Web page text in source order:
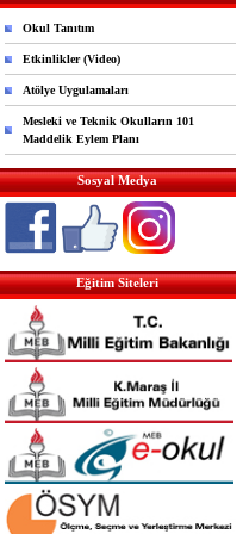
Okul Tanıtım
Etkinlikler (Video)
Atölye Uygulamaları
Mesleki ve Teknik Okulların 101
Maddelik Eylem Planı
Sosyal Medya
Eğitim Siteleri